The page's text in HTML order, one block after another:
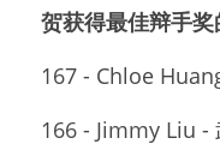
贺获得最佳辩手
167 - Chloe
166 - Jimmy Liu -